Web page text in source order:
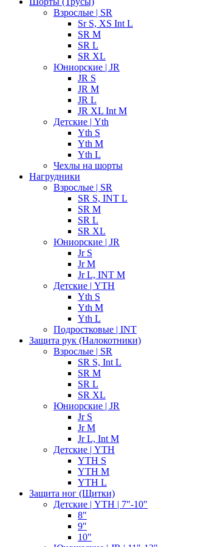
Взрослые | SR
Sr S, XS Int L
SR M
SR L
SR XL
Юниорские | JR
JR S
JR M
JR L
JR XL Int M
Детские | Yth
Yth S
Yth M
Yth L
Чехлы на шорты
Нагрудники
Взрослые | SR
SR S, INT L
SR M
SR L
SR XL
Юниорские | JR
Jr S
Jr M
Jr L, INT M
Детские | YTH
Yth S
Yth M
Yth L
Подростковые | INT
Защита рук (Налокотники)
Взрослые | SR
SR S, Int L
SR M
SR L
SR XL
Юниорские | JR
Jr S
Jr M
Jr L, Int M
Детские | YTH
YTH S
YTH M
YTH L
Защита ног (Щитки)
Детские | YTH | 7"-10"
8"
9"
10"